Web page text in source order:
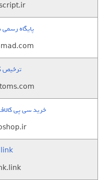
پایگاه
ترخیص
خرید سی پی